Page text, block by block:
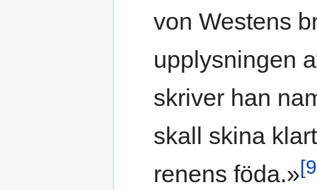
von Westens
upplysningen
skriver han
skall skina
renens föda.»